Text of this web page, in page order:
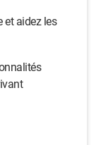
et aidez les